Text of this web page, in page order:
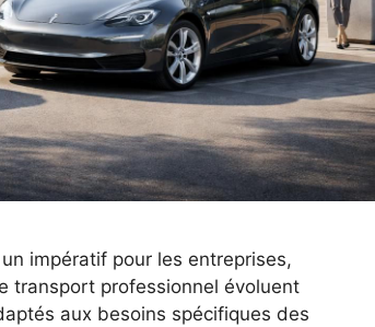
impératif pour les entreprises,
transport professionnel évoluent
aux besoins spécifiques des